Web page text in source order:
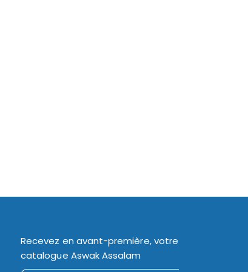
Recevez en avant-première, votre
catalogue Aswak Assalam